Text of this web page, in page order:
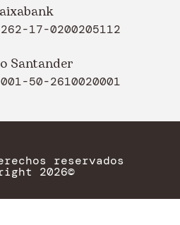
17-0200205112
Santander
50-2610020001
reservados
2026©